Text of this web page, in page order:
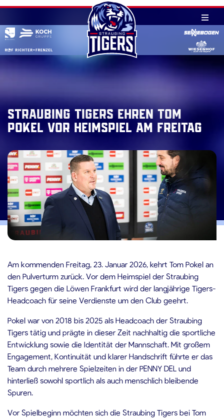
Skip
content
Straubing Tigers ehren Tom
Pokel vor Heimspiel am Freitag
Am kommenden Freitag, 23. Januar 2026, kehrt Tom Pokel an
den Pulverturm zurück. Vor dem Heimspiel der Straubing
Tigers gegen die Löwen Frankfurt wird der langjährige Tigers-
Headcoach für seine Verdienste um den Club geehrt.
Pokel war von 2018 bis 2025 als Headcoach der Straubing
Tigers tätig und prägte in dieser Zeit nachhaltig die sportliche
Entwicklung sowie die Identität der Mannschaft. Mit großem
Engagement, Kontinuität und klarer Handschrift führte er das
Team durch mehrere Spielzeiten in der PENNY DEL und
hinterließ sowohl sportlich als auch menschlich bleibende
Spuren.
Vor Spielbeginn möchten sich die Straubing Tigers bei Tom